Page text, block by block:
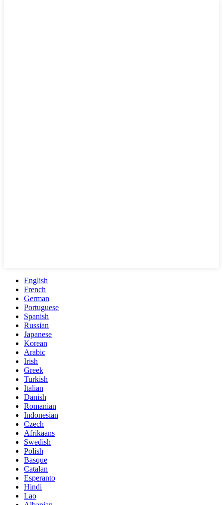
English
French
German
Portuguese
Spanish
Russian
Japanese
Korean
Arabic
Irish
Greek
Turkish
Italian
Danish
Romanian
Indonesian
Czech
Afrikaans
Swedish
Polish
Basque
Catalan
Esperanto
Hindi
Lao